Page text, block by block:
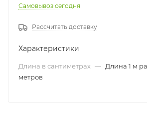
Самовывоз сегодня
Рассчитать доставку
Характеристики
Длина в сантиметрах — Длина 1 м
метров